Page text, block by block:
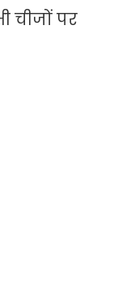
चीजों पर